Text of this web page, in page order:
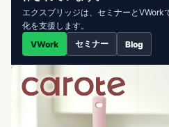
エクスブリッジは、セミナーとVWork
化を支援します。
VWork
セミナー Blog